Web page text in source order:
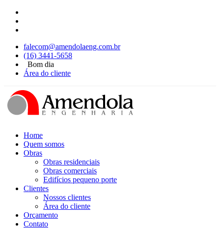
falecom@amendolaeng.com.br
(16) 3441-5658
Bom dia
Área do cliente
Home
Quem somos
Obras
Obras residenciais
Obras comerciais
Edifícios pequeno porte
Clientes
Nossos clientes
Área do cliente
Orçamento
Contato